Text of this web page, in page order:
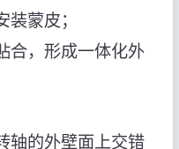
蒙皮；
合，形成一体化外
轴的外壁面上交错